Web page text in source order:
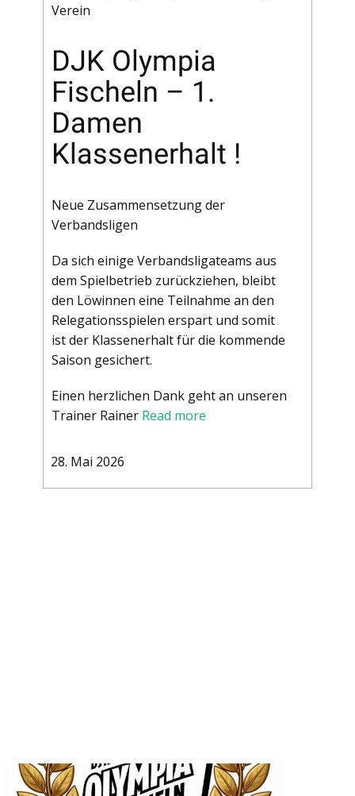
Verein
DJK Olympia
Fischeln – 1.
Damen
Klassenerhalt !
Neue Zusammensetzung der
Verbandsligen
Da sich einige Verbandsligateams aus
dem Spielbetrieb zurückziehen, bleibt
den Löwinnen eine Teilnahme an den
Relegationsspielen erspart und somit
ist der Klassenerhalt für die kommende
Saison gesichert.
Einen herzlichen Dank geht an unseren
Trainer Rainer Read more
28. Mai 2026